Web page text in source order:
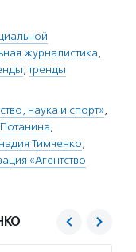
журналистика,
,тренды
наука и спорт»,
,
Тимченко,
«Агентство